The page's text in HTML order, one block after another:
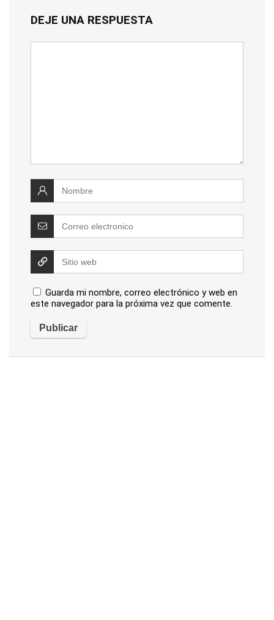
DEJE UNA RESPUESTA
Guarda mi nombre, correo electrónico y web en
este navegador para la próxima vez que comente.